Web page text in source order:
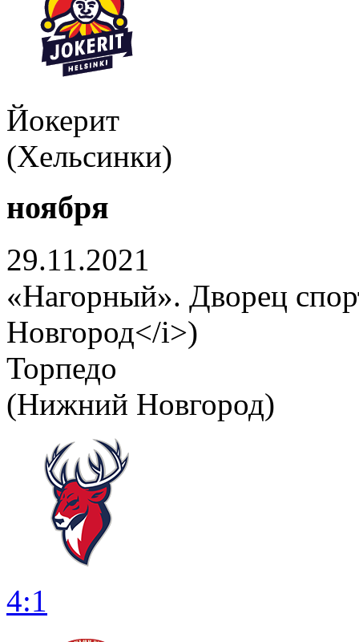
Йокерит
(Хельсинки)
ноября
29.11.2021
«Нагорный». Дворец
Новгород</i>)
Торпедо
(Нижний Новгород)
4:1